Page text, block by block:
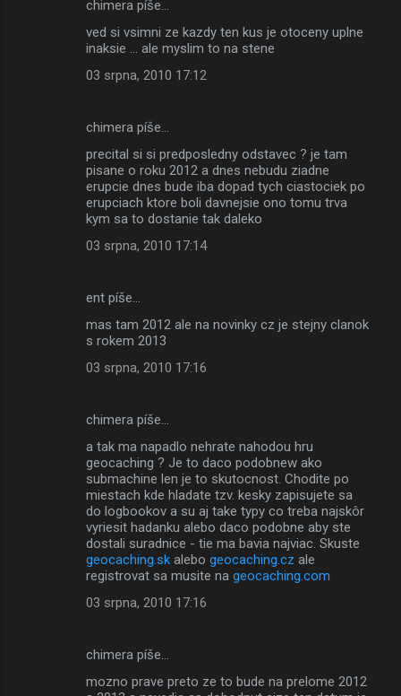
chimera píše…
ved si vsimni ze kazdy ten kus je otoceny uplne
inaksie ... ale myslim to na stene
03 srpna, 2010 17:12
chimera píše…
precital si si predposledny odstavec ? je tam
pisane o roku 2012 a dnes nebudu ziadne
erupcie dnes bude iba dopad tych ciastociek po
erupciach ktore boli davnejsie ono tomu trva
kym sa to dostanie tak daleko
03 srpna, 2010 17:14
ent píše…
mas tam 2012 ale na novinky cz je stejny clanok
s rokem 2013
03 srpna, 2010 17:16
chimera píše…
a tak ma napadlo nehrate nahodou hru
geocaching ? Je to daco podobnew ako
submachine len je to skutocnost. Chodite po
miestach kde hladate tzv. kesky zapisujete sa
do logbookov a su aj take typy co treba najskôr
vyriesit hadanku alebo daco podobne aby ste
dostali suradnice - tie ma bavia najviac. Skuste
geocaching.sk alebo geocaching.cz ale
registrovat sa musite na geocaching.com
03 srpna, 2010 17:16
chimera píše…
mozno prave preto ze to bude na prelome 2012